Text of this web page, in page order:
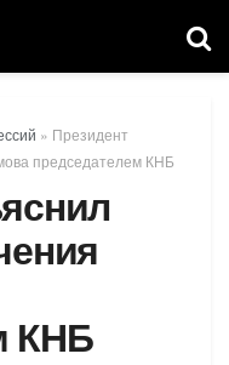
» Президент
председателем КНБ
КНБ